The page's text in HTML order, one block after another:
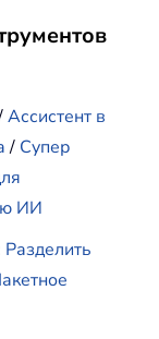
Ассистент в
/ Супер
ИИ
Разделить